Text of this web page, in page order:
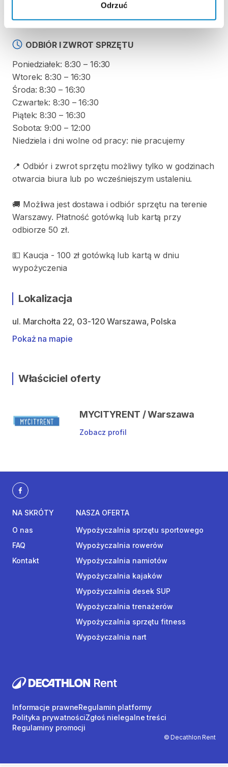
Odrzuć
100 zł gotówką lub kartą w dniu wypożyczenia
ODBIÓR I ZWROT SPRZĘTU
Poniedziałek: 8:30 – 16:30
Wtorek: 8:30 – 16:30
Środa: 8:30 – 16:30
Czwartek: 8:30 – 16:30
Piątek: 8:30 – 16:30
Sobota: 9:00 – 12:00
Niedziela i dni wolne od pracy: nie pracujemy
📍 Odbiór i zwrot sprzętu możliwy tylko w godzinach
otwarcia biura lub po wcześniejszym ustaleniu.
🚚 Możliwa jest dostawa i odbiór sprzętu na terenie
Warszawy. Płatność gotówką lub kartą przy
odbiorze 50 zł.
💵 Kaucja - 100 zł gotówką lub kartą w dniu
wypożyczenia
Lokalizacja
ul. Marchołta 22, 03-120 Warszawa, Polska
Pokaż na mapie
Właściciel oferty
MYCITYRENT / Warszawa
Zobacz profil
NA SKRÓTY
O nas
FAQ
Kontakt
NASZA OFERTA
Wypożyczalnia sprzętu sportowego
Wypożyczalnia rowerów
Wypożyczalnia namiotów
Wypożyczalnia kajaków
Wypożyczalnia desek SUP
Wypożyczalnia trenażerów
Wypożyczalnia sprzętu fitness
Wypożyczalnia nart
© Decathlon Rent
Informacje prawneRegulamin platformy
Polityka prywatnościZgłoś nielegalne treści
Regulaminy promocji